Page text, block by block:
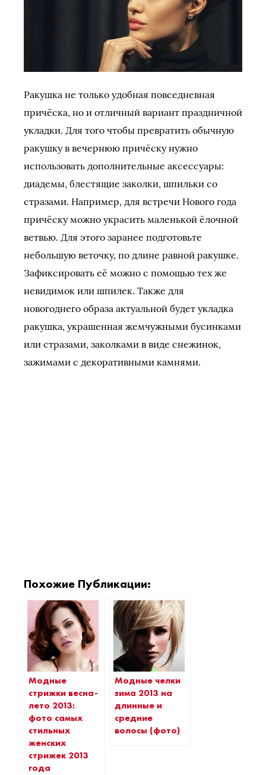
Ракушка не только удобная повседневная
причёска, но и отличный вариант праздничной
укладки. Для того чтобы превратить обычную
ракушку в вечернюю причёску нужно
использовать дополнительные аксессуары:
диадемы, блестящие заколки, шпильки со
стразами. Например, для встречи Нового года
причёску можно украсить маленькой ёлочной
ветвью. Для этого заранее подготовьте
небольшую веточку, по длине равной ракушке.
Зафиксировать её можно с помощью тех же
невидимок или шпилек. Также для
новогоднего образа актуальной будет укладка
ракушка, украшенная жемчужными бусинками
или стразами, заколками в виде снежинок,
зажимами с декоративными камнями.
Похожие Публикации:
Модные
стрижки весна-
лето 2013:
фото самых
стильных
женских
стрижек 2013
года
Модные челки
зима 2013 на
длинные и
средние
волосы (фото)